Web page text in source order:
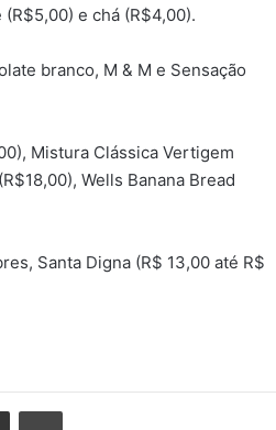
e chá (R$4,00).
branco, M & M e Sensação
Mistura Clássica Vertigem
Wells Banana Bread
Santa Digna (R$ 13,00 até R$